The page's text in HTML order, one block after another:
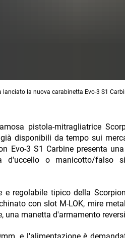
la nuova carabinetta Evo-3 S1
pistola-mitragliatrice
disponibili da tempo sui
Evo-3 S1 Carbine presenta
d'uccello o manicotto/falso
e regolabile tipico della
con slot M-LOK, mire
una manetta d'armamento